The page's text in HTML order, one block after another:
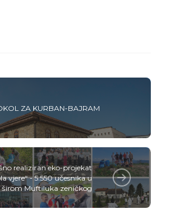
ZA KURBAN-BAJRAM
realiziran eko-projekat
vjere“ - 5.550 učesnika u
širom Muftiluka zeničkog